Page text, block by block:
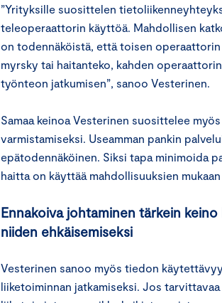
”Yrityksille suosittelen
teleoperaattorin käyttöä. Mahdollisen
on todennäköistä, että toisen
myrsky tai haitanteko, kahden
työnteon jatkumisen”, sanoo Vesterinen.
Samaa keinoa Vesterinen suosittelee
varmistamiseksi. Useamman pankin
epätodennäköinen. Siksi tapa minimoida
haitta on käyttää mahdollisuuksien
Ennakoiva johtaminen tärkein
niiden ehkäisemiseksi
Vesterinen sanoo myös tiedon
liiketoiminnan jatkamiseksi. Jos